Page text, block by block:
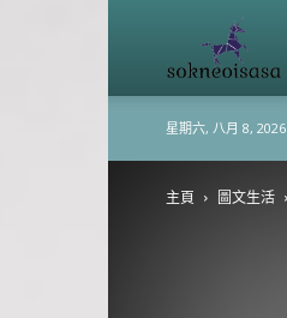
星期六, 八月 8, 2026
主頁 圖文生活